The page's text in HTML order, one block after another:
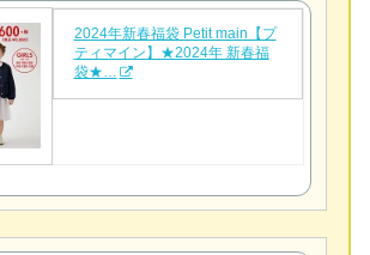
2024年新春福袋 Petit main【プ
ティマイン】★2024年 新春福
袋★…